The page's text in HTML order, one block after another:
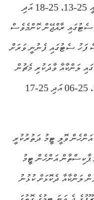
މިއަދުގެ މެޗުގެ ސެޓުތައް ލަންކާއިން ގެންދިޔައީ 25-13، 25-18 އަދި
ސެޓުގައި ރާއްޖޭން ކޮންމެވެސް
ފަހު ސެޓުގައި ފެނުނީ ވަރަށް
ލަންކާއާ ވާދަކުރި މެޗުން
ވެސް ބަލިވެފަ އެވެ. އެ މެޗުން ބަލިވީ 25-14، 25-06 އަދި 25-17
ވޮލީ ޓީމު ދަތުރުކުރީ
ޕާކިސްތާން އަންހެން ޓީމު
ލަންކާއާ ދެކޮޅަށް ކުޅުނު